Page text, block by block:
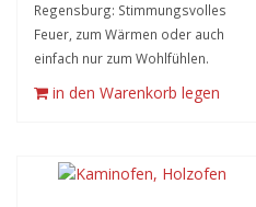
Regensburg: Stimmungsvolles
Feuer, zum Wärmen oder auch
einfach nur zum Wohlfühlen.
in den Warenkorb legen